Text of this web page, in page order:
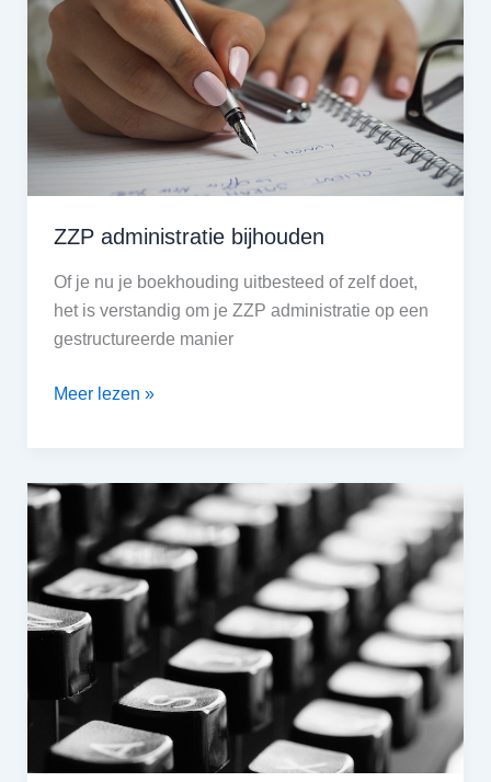
ZZP administratie bijhouden
Of je nu je boekhouding uitbesteed of zelf doet,
het is verstandig om je ZZP administratie op een
gestructureerde manier
ZZP
Meer lezen »